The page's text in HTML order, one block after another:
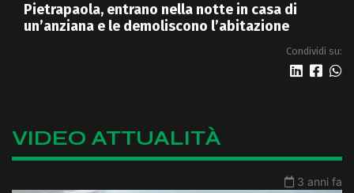
Pietrapaola, entrano nella notte in casa di
un’anziana e le demoliscono l’abitazione
Condividi su:
VIDEO ATTUALITÀ
3 anni fa